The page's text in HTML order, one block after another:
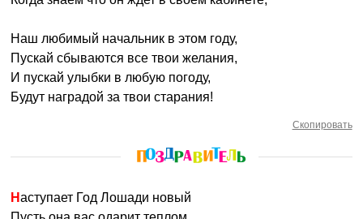
Наш любимый начальник в этом году,
Пускай сбываются все твои желания,
И пускай улыбки в любую погоду,
Будут наградой за твои старания!
Скопировать
Наступает Год Лошади новый